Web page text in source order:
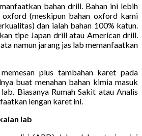
bahan drill. Bahan ini lebih
(meskipun bahan oxford kami
dan ialah bahan 100% katun.
tipe Japan drill atau American drill.
namun jarang jas lab memanfaatkan
plus tambahan karet pada
buat menahan bahan kimia masuk
Biasanya Rumah Sakit atau Analis
lengan karet ini.
lab